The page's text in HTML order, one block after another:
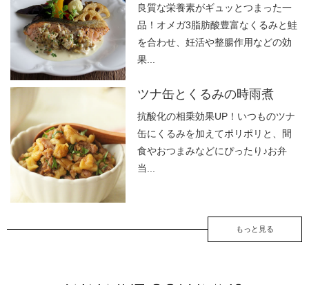
良質な栄養素がギュッとつまった一
品！オメガ3脂肪酸豊富なくるみと鮭
を合わせ、妊活や整腸作用などの効
果...
ツナ缶とくるみの時雨煮
抗酸化の相乗効果UP！いつものツナ
缶にくるみを加えてポリポリと、間
食やおつまみなどにぴったり♪お弁
当...
もっと見る